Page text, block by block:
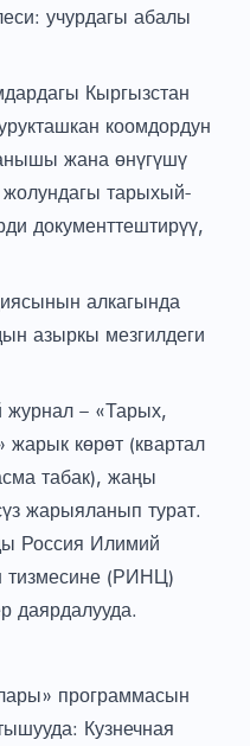
учурдагы абалы
Кыргызстан
коомдордун
жана өнүгүшү
тарыхый-
документтештирүү,
алкагында
азыркы мезгилдеги
журнал – «Тарых,
жарык көрөт (квартал
табак), жаңы
жарыяланып турат.
Россия Илимий
тизмесине (РИНЦ)
даярдалууда.
программасын
Кузнечная